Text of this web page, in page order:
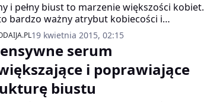
i pełny biust to marzenie większości kobiet.
bardzo ważny atrybut kobiecości i
Ładne piersi zwiększają poczucie
i dodają pewności siebie. Kremy i
co prawda nie zmienią radykalnie
biustu ale poprzez pielęgnację skóry w tej
można poprawić jej napięcie, sprężystość,
że biust będzie wydawał się większy i
19 kwietnia 2015, 02:15
serum
i poprawiające
biustu